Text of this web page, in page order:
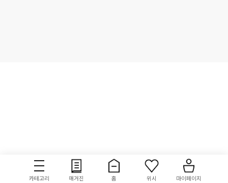
카테고리 매거진 홈 위시 마이페이지